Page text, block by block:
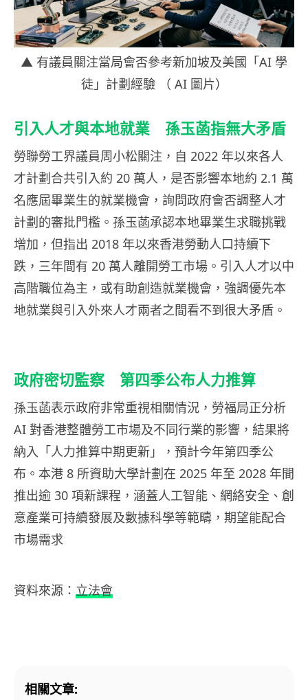
▲ 有議員關注當局會否參考新加坡及美國「AI 學
徒」計劃經驗 （ AI 圖片）
引入人才與本地就業 孫玉菡指無大矛盾
勞聯勞工界議員周小松關注，自 2022 年以來各人
才計劃合共引入約 20 萬人，是否影響本地約 2.1 萬
名應屆畢業生的就業機會，詢問政府會否調整人才
計劃的審批門檻。孫玉菡承認本地畢業生求職挑戰
增加，但指出 2018 年以來香港勞動人口持續下
跌，三年間有 20 萬人離開勞工市場。引入人才以中
高階職位為主，或有助創造就業機會，強調優先本
地就業與引入外來人才兩者之間看不到很大矛盾。
政府密切監察 第四季公布人力推算
孫玉菡表示政府非常重視相關情況，勞福局正分析
AI 對香港整體勞工市場及不同行業的影響，結果將
納入「人力推算中期更新」，預計今年第四季公
布。本港 8 所資助大學計劃在 2025 年至 2028 年間
推出逾 30 項新課程，涵蓋人工智能、網絡安全、創
意產業可持續發展及數據科學等範疇，期望能配合
市場需求
資料來源： 立法會
相關文章: